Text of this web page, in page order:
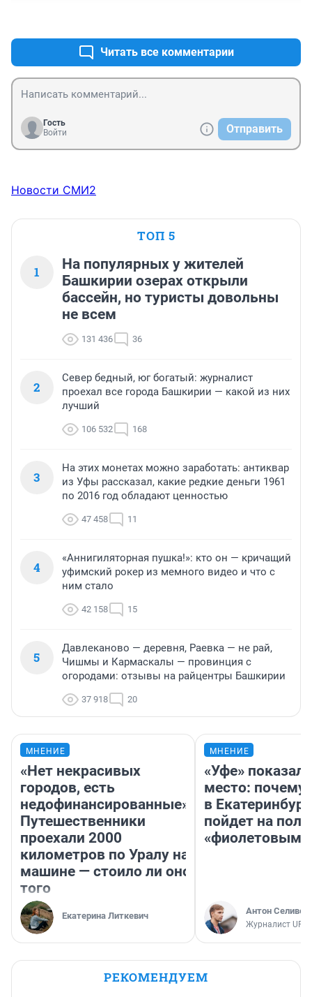
Читать все комментарии
Гость
Войти
Отправить
Новости СМИ2
ТОП 5
1
На популярных у жителей
Башкирии озерах открыли
бассейн, но туристы довольны
не всем
131 436 36
2
Север бедный, юг богатый: журналист
проехал все города Башкирии — какой из них
лучший
106 532 168
3
На этих монетах можно заработать: антиквар
из Уфы рассказал, какие редкие деньги 1961
по 2016 год обладают ценностью
47 458 11
4
«Аннигиляторная пушка!»: кто он — кричащий
уфимский рокер из мемного видео и что с
ним стало
42 158 15
5
Давлеканово — деревня, Раевка — не рай,
Чишмы и Кармаскалы — провинция с
огородами: отзывы на райцентры Башкирии
37 918 20
МНЕНИЕ
«Нет некрасивых
городов, есть
недофинансированные».
Путешественники
проехали 2000
километров по Уралу на
машине — стоило ли оно
того
Екатерина Литкевич
МНЕНИЕ
«Уфе»
место: почему
в
пойдет на
«фиолетовым»
Антон
Журналист
РЕКОМЕНДУЕМ